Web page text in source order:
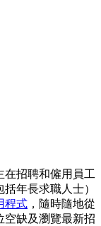
在招聘和僱用員工
年長求職人士）
程式 ，隨時隨地從
空缺及瀏覽最新招